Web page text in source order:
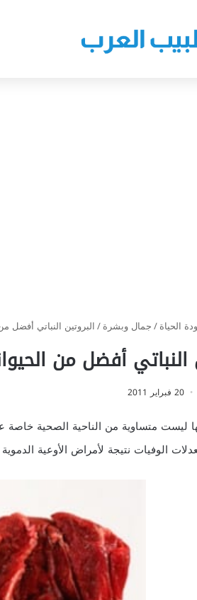
الحياة/جمال وبشرة/البروتين النباتي أفضل
النباتي أفضل من
20 فبراير 2011
ليست متساوية من الناحية الصحية خاصة
الوفيات نتيجة لأمراض الأوعية